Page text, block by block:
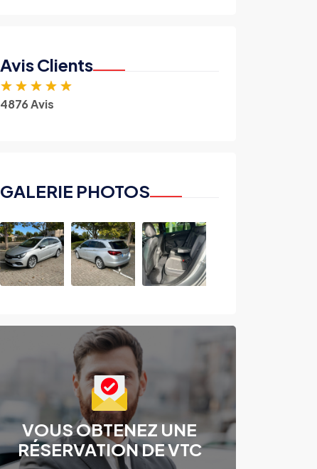
Avis Clients
★ ★ ★ ★ ★
4876 Avis
GALERIE PHOTOS
VOUS OBTENEZ UNE
RÉSERVATION DE VTC